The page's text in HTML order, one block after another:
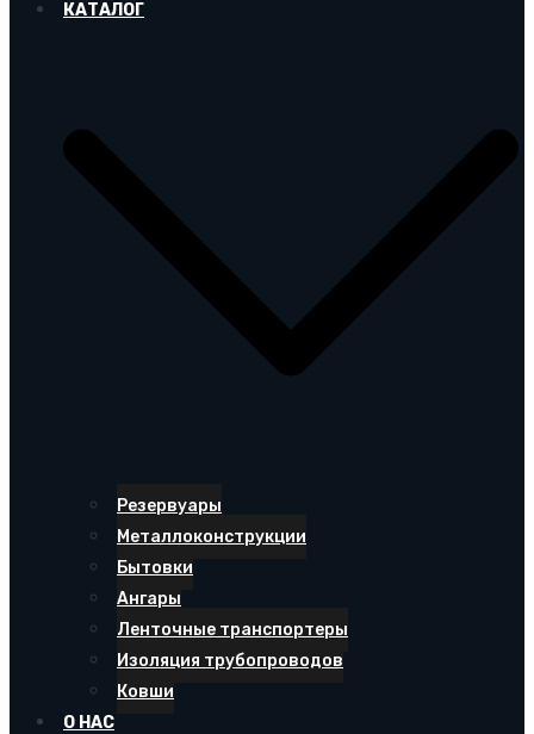
КАТАЛОГ
Резервуары
Металлоконструкции
Бытовки
Ангары
Ленточные транспортеры
Изоляция трубопроводов
Ковши
О НАС